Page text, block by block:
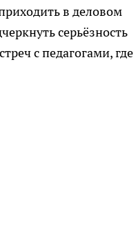
в деловом
серьёзность
с педагогами, где